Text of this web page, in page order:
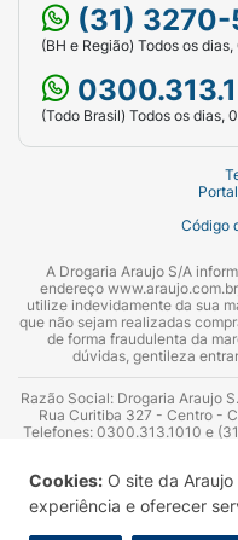
Cookies: O site da
experiência e oferecer
(31)
(BH e Região) Todos os
(Todo Brasil) Todos os dias,
Código
A Drogaria Araujo S/A
endereço
utilize indevidamente da sua
que não sejam realizadas
de forma fraudulenta da
dúvidas, gentileza
Razão Social: Drogaria Araujo
Rua Curitiba 327 - Centro -
Telefones: 0300.313.1010 e
Consultor substituto: Thiago
Sanitário: 2025020713 |